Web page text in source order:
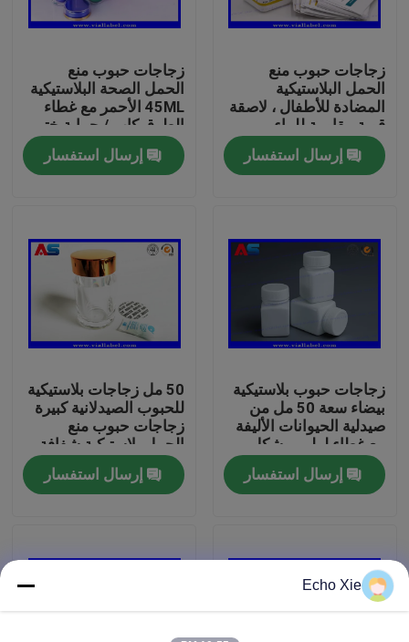
بيت
منتجات
جولة في المعمل
رقابة جودة
اتصل بنا
اطلب اقتباس
10ML فيال صناديق
زجاجات حبوب منع
الحمل البلاستيكية
المضادة للأطفال ، لاصقة
قوية مقاومة للماء
للأقراص الشفوية
إرسال استفسار
زجاجات حبوب منع
الحمل الصحة البلاستيكية
45ML الأحمر مع غطاء
الطوق كاب / حماية ختم
الحساسة
إرسال استفسار
زجاجات حبوب بلاستيكية
بيضاء سعة 50 مل من
صيدلية الحيوانات الأليفة
مع غطاء لولبي وشكل
مربع وختم حساس
للضغطإرسال استفسار
50 مل زجاجات بلاستيكية
للحبوب الصيدلانية كبيرة
زجاجات حبوب منع
الحمل بلاستيكية شفافة
إرسال استفسار
Echo Xie